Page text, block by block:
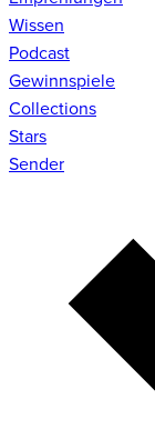
Wissen
Podcast
Gewinnspiele
Collections
Stars
Sender